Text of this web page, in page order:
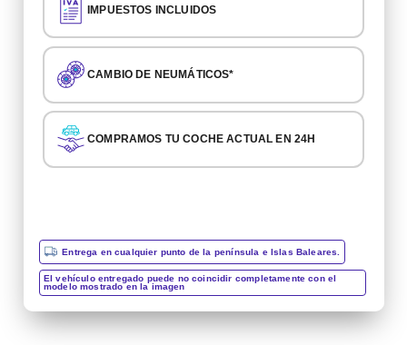
IMPUESTOS INCLUIDOS
CAMBIO DE NEUMÁTICOS*
COMPRAMOS TU COCHE ACTUAL EN 24H
Entrega en cualquier punto de la península e Islas Baleares.
El vehículo entregado puede no coincidir completamente con el
modelo mostrado en la imagen